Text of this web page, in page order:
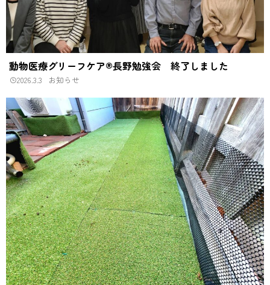
動物医療グリーフケア®長野勉強会 終了しました
2026.3.3 お知らせ